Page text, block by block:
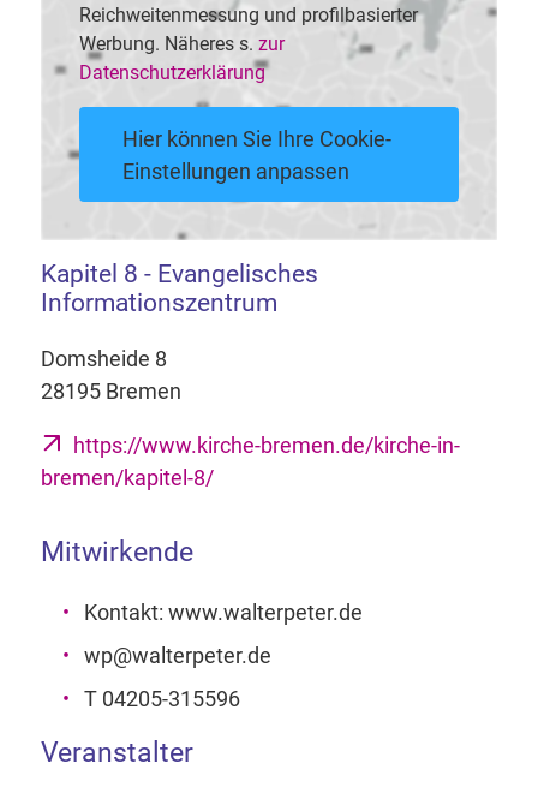
Reichweitenmessung und profilbasierter
Werbung. Näheres s. zur
Datenschutzerklärung
Hier können Sie Ihre Cookie-
Einstellungen anpassen
Kapitel 8 - Evangelisches
Informationszentrum
Domsheide 8
28195 Bremen
https://www.kirche-bremen.de/kirche-in-
bremen/kapitel-8/
Mitwirkende
Kontakt: www.walterpeter.de
wp@walterpeter.de
T 04205-315596
Veranstalter